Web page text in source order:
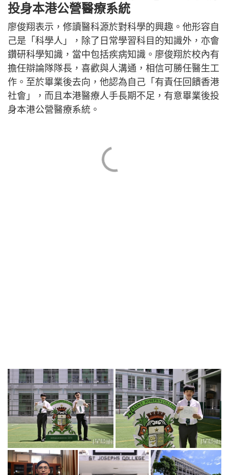
投身本港公營醫療系統
廖俊翔表示，修讀醫科源於對科學的興趣。他形容自
己是「科學人」，除了日常學習科目的知識外，亦會
鑽研科學知識，當中包括疾病知識。廖俊翔於校內有
擔任辯論隊隊長，喜歡與人溝通，相信可勝任醫生工
作。至於畢業後去向，他認為自己「有責任回饋香港
社會」，而且本港醫療人手長期不足，有意畢業後投
身本港公營醫療系統。